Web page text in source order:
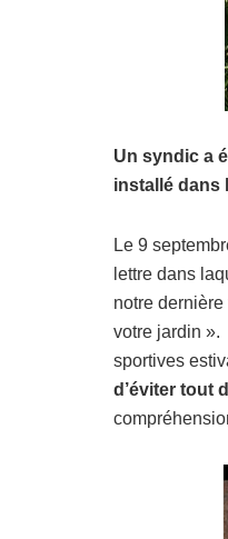
Un syndic a
installé dans
Le 9
lettre dans
notre
votre jardin ».
sportives
d’éviter tout